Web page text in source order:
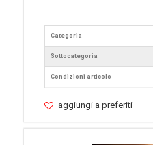
Categoria
Sottocategoria
Condizioni articolo
aggiungi a preferiti